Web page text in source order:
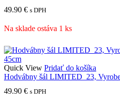
49.90 € s DPH
Na sklade ostáva 1 ks
Quick View Pridať do košíka
Hodvábny šál LIMITED_23,
49.90 € s DPH